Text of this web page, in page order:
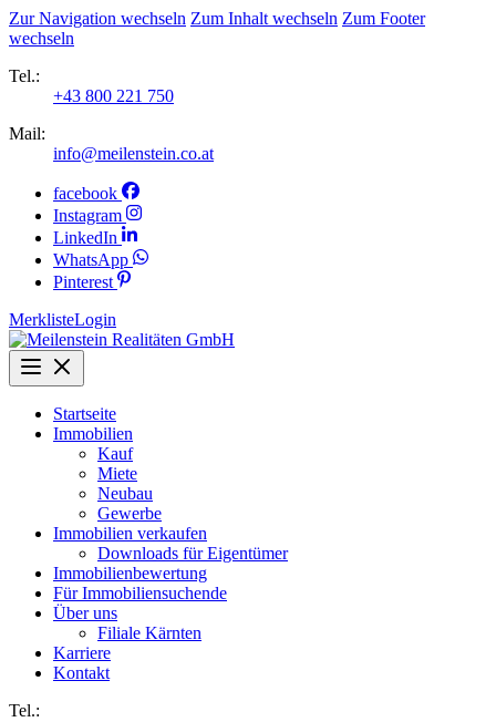
Zur Navigation wechseln Zum Inhalt wechseln Zum Footer
wechseln
Tel.:
+43 800 221 750
Mail:
info@meilenstein.co.at
facebook
Instagram
LinkedIn
WhatsApp
Pinterest
MerklisteLogin
Startseite
Immobilien
Kauf
Miete
Neubau
Gewerbe
Immobilien verkaufen
Downloads für Eigentümer
Immobilienbewertung
Für Immobiliensuchende
Über uns
Filiale Kärnten
Karriere
Kontakt
Tel.: